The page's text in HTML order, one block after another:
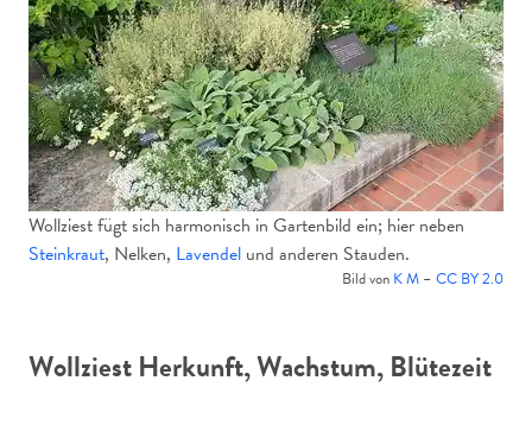
Wollziest fügt sich harmonisch in Gartenbild ein; hier neben
Steinkraut, Nelken, Lavendel und anderen Stauden.
Bild von K M – CC BY 2.0
Wollziest Herkunft, Wachstum, Blütezeit